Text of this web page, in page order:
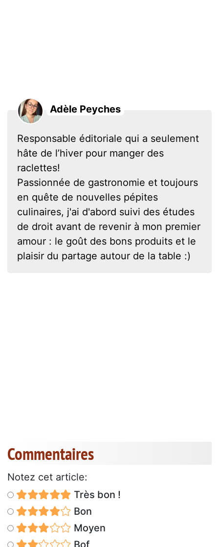
Adèle Peyches
Responsable éditoriale qui a seulement
hâte de l’hiver pour manger des
raclettes!
Passionnée de gastronomie et toujours
en quête de nouvelles pépites
culinaires, j'ai d'abord suivi des études
de droit avant de revenir à mon premier
amour : le goût des bons produits et le
plaisir du partage autour de la table :)
Commentaires
Notez cet article:
Très bon !
Bon
Moyen